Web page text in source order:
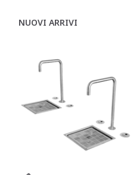
NUOVI ARRIVI